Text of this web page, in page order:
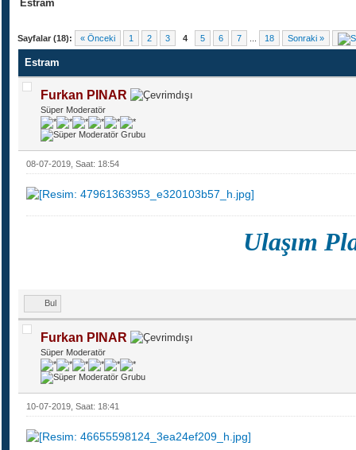
Estram
Sayfalar (18): « Önceki 1 2 3 4 5 6 7 18 Sonraki »
Estram
Furkan PINAR
Süper Moderatör
08-07-2019, Saat: 18:54
Ulaşım
Bul
Furkan PINAR
Süper Moderatör
10-07-2019, Saat: 18:41